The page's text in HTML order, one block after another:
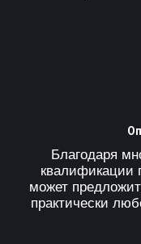
Благодаря
квалификации
может
практически